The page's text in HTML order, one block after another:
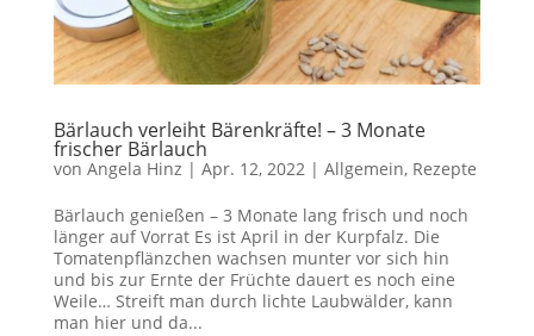
Bärlauch verleiht Bärenkräfte! – 3 Monate
frischer Bärlauch
von Angela Hinz | Apr. 12, 2022| Allgemein, Rezepte
Bärlauch genießen – 3 Monate lang frisch und noch
länger auf Vorrat Es ist April in der Kurpfalz. Die
Tomatenpflänzchen wachsen munter vor sich hin
und bis zur Ernte der Früchte dauert es noch eine
Weile… Streift man durch lichte Laubwälder, kann
man hier und da...